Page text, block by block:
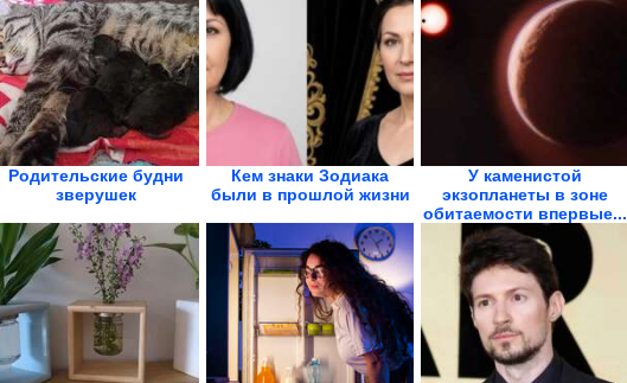
Родительские будни
зверушек
Кем знаки Зодиака
были в прошлой жизни
У каменистой
экзопланеты в зоне
обитаемости впервые...